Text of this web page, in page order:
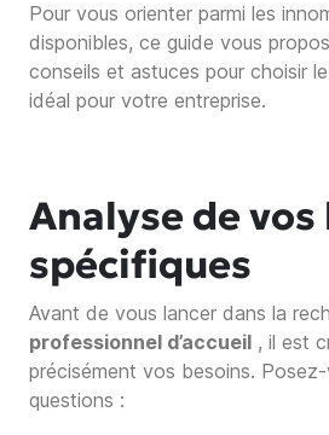
Pour vous orienter parmi les
disponibles, ce guide vous
conseils et astuces pour choisir le
idéal pour votre entreprise.
Analyse de vos
spécifiques
Avant de vous lancer dans la
professionnel d’accueil , il est
précisément vos besoins.
questions :